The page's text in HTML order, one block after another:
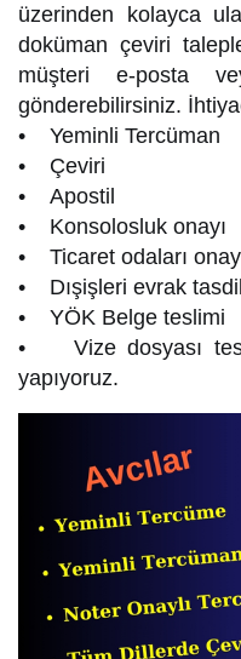
üzerinden kolayca
doküman çeviri
müşteri e-posta
gönderebilirsiniz.
• Yeminli Tercüman
• Çeviri
• Apostil
• Konsolosluk onayı
• Ticaret odaları
• Dışişleri evrak
• YÖK Belge teslimi
• Vize dosyası
yapıyoruz.